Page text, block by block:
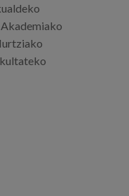
erorketei buruzko V.